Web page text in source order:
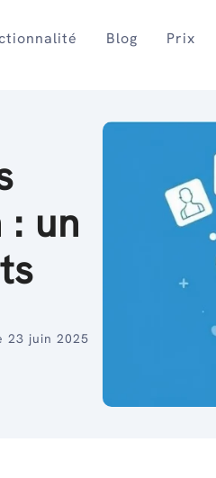
Blog Prix
un
23 juin 2025